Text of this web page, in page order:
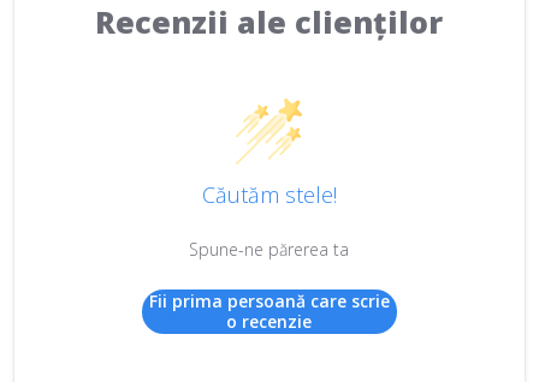
Recenzii ale clienților
Căutăm stele!
Spune-ne părerea ta
Fii prima persoană care scrie
o recenzie